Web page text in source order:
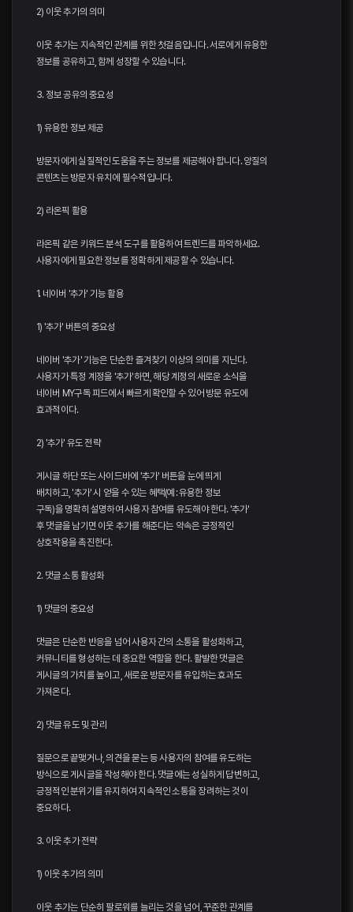
2) 이웃 추가의 의미
이웃 추가는 지속적인 관계를 위한 첫걸음입니다. 서로에게 유용한
정보를 공유하고, 함께 성장할 수 있습니다.
3. 정보 공유의 중요성
1) 유용한 정보 제공
방문자에게 실질적인 도움을 주는 정보를 제공해야 합니다. 양질의
콘텐츠는 방문자 유치에 필수적입니다.
2) 라온픽 활용
라온픽 같은 키워드 분석 도구를 활용하여 트렌드를 파악하세요.
사용자에게 필요한 정보를 정확하게 제공할 수 있습니다.
1. 네이버 '추가' 기능 활용
1) '추가' 버튼의 중요성
네이버 '추가' 기능은 단순한 즐겨찾기 이상의 의미를 지닌다.
사용자가 특정 계정을 '추가'하면, 해당 계정의 새로운 소식을
네이버 MY구독 피드에서 빠르게 확인할 수 있어 방문 유도에
효과적이다.
2) '추가' 유도 전략
게시글 하단 또는 사이드바에 '추가' 버튼을 눈에 띄게
배치하고, '추가' 시 얻을 수 있는 혜택(예: 유용한 정보
구독)을 명확히 설명하여 사용자 참여를 유도해야 한다. '추가'
후 댓글을 남기면 이웃 추가를 해준다는 약속은 긍정적인
상호작용을 촉진한다.
2. 댓글 소통 활성화
1) 댓글의 중요성
댓글은 단순한 반응을 넘어 사용자 간의 소통을 활성화하고,
커뮤니티를 형성하는 데 중요한 역할을 한다. 활발한 댓글은
게시글의 가치를 높이고, 새로운 방문자를 유입하는 효과도
가져온다.
2) 댓글 유도 및 관리
질문으로 끝맺거나, 의견을 묻는 등 사용자의 참여를 유도하는
방식으로 게시글을 작성해야 한다. 댓글에는 성실하게 답변하고,
긍정적인 분위기를 유지하여 지속적인 소통을 장려하는 것이
중요하다.
3. 이웃 추가 전략
1) 이웃 추가의 의미
이웃 추가는 단순히 팔로워를 늘리는 것을 넘어, 꾸준한 관계를